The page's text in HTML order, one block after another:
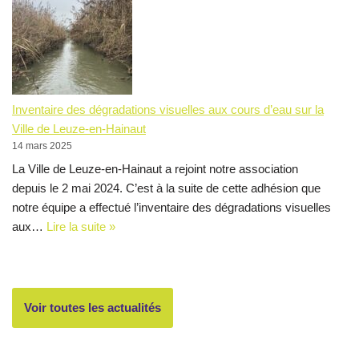
Inventaire des dégradations visuelles aux cours d’eau sur la
Ville de Leuze-en-Hainaut
14 mars 2025
La Ville de Leuze-en-Hainaut a rejoint notre association
depuis le 2 mai 2024. C’est à la suite de cette adhésion que
notre équipe a effectué l’inventaire des dégradations visuelles
aux… Lire la suite »
Voir toutes les actualités